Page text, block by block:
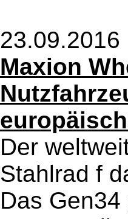
23.09.2016
Maxion
Der
Stahlrad f
Das